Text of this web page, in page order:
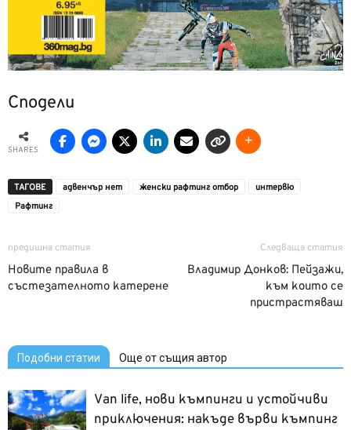
Сподели
SHARES
ТАГОВЕ адвенчър нет женски рафтинг отбор
интервю
Рафтинг
предишна статия
Новите правила в
състезателното катерене
Следваща статия
Владимир Донков: Пейзажи,
към които се
пристрастяваш
Подобни статии Още от същия автор
Van life, нови къмпинги и устойчиви
приключения: накъде върви къмпинг